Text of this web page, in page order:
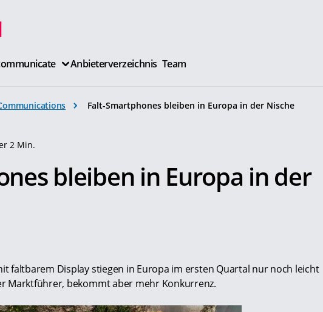
Anbieterverzeichnis Team
Falt-Smartphones bleiben in Europa in der Nische
2 Min.
bleiben in Europa in der
faltbarem Display stiegen in Europa im ersten Quartal nur noch leicht
Marktführer, bekommt aber mehr Konkurrenz.